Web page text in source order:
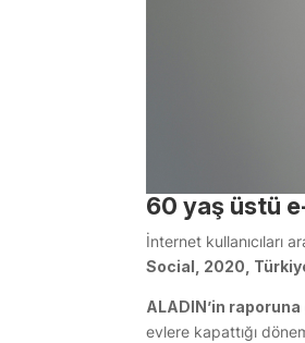
60 yaş üstü
İnternet kullanıcıları
Social, 2020,
ALADIN’in raporuna
evlere kapattığı